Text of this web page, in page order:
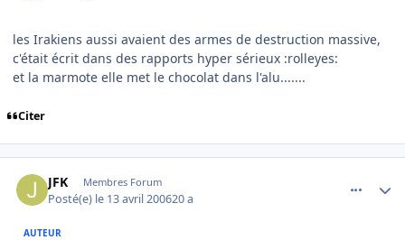
les Irakiens aussi avaient des armes de destruction massive,
c'était écrit dans des rapports hyper sérieux :rolleyes:
et la marmote elle met le chocolat dans l'alu.......
Citer
JFK Membres Forum
Posté(e) le 13 avril 200620 a
AUTEUR